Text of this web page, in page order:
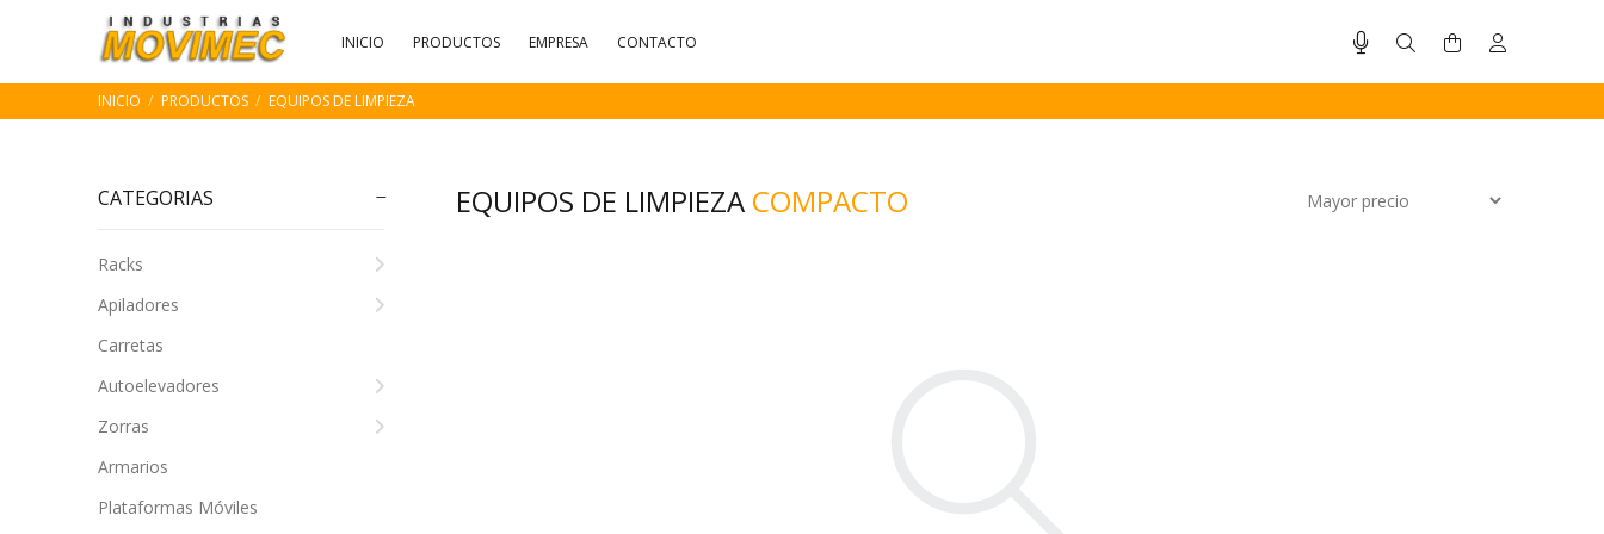
INICIO PRODUCTOS EMPRESA CONTACTO
INICIO PRODUCTOS EQUIPOS DE LIMPIEZA
CATEGORIAS
Racks
Apiladores
Carretas
Autoelevadores
Zorras
Armarios
Plataformas Móviles
EQUIPOS DE LIMPIEZA COMPACTO